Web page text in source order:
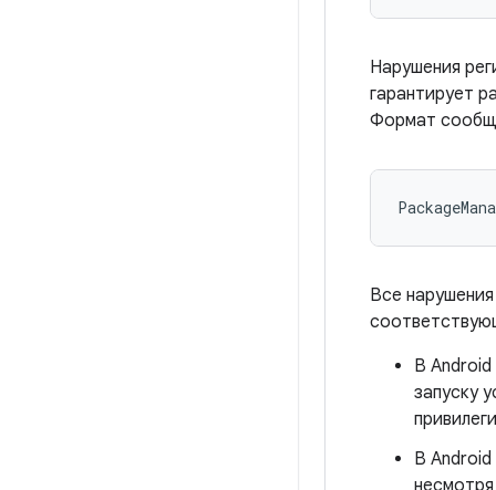
Нарушения
гарантирует
Формат
Все
В Android
запуску
В